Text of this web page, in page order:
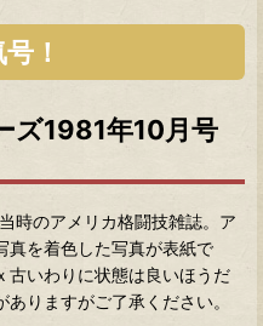
！
ズ1981年10月号
時のアメリカ格闘技雑誌。ア
真を着色した写真が表紙で
古いわりに状態は良いほうだ
りますがご了承ください。